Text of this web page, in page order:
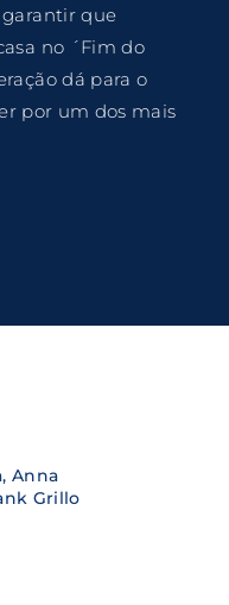
que
no ´Fim do
dá para o
por um dos mais
Anna
Grillo